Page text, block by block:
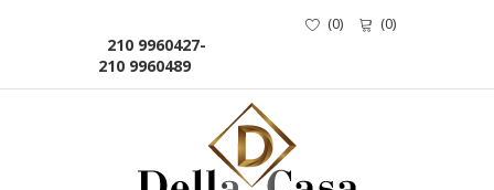
210 9960427-
210 9960489
(0) (0)